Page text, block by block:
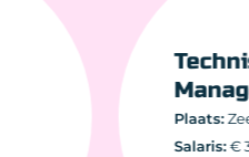
Plaats:
Salaris: